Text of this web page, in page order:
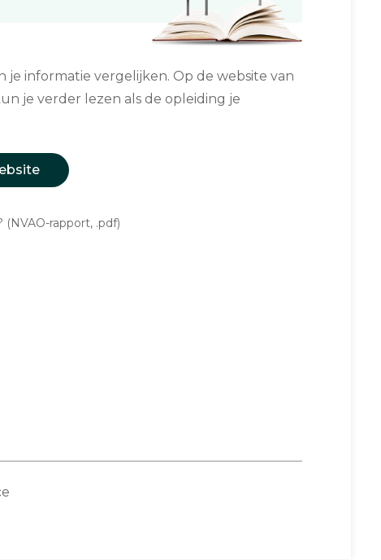
je informatie vergelijken. Op de website van
je verder lezen als de opleiding je
rapport, .pdf)